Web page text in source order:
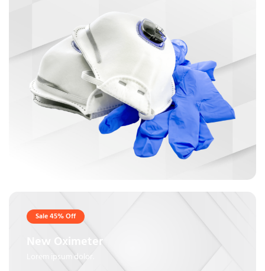
Sale 45% Off
New Oximeter
Lorem ipsum dolor.